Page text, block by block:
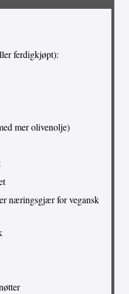
ferdigkjøpt):
mer olivenolje)
næringsgjær for vegansk